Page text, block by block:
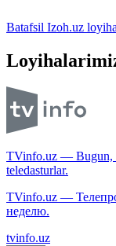
Batafsil Izoh.uz
TVinfo.uz — Bugun,
teledasturlar.
TVinfo.uz —
неделю.
tvinfo.uz